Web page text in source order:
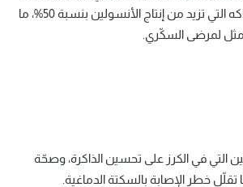
تحديد درجات لون الفواكه التي تزيد من إنتاج الأنسولين بنسبة 50%، ما
لمرضى السكّري.
التي في الكرز على تحسين الذاكرة، وصحّة
خطر الإصابة بالسكتة الدماغية.